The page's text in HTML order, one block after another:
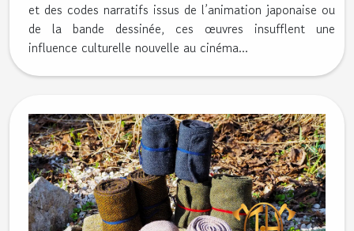
et des codes narratifs issus de l’animation japonaise ou
de la bande dessinée, ces œuvres insufflent une
influence culturelle nouvelle au cinéma...